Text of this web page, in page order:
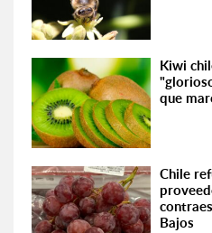
Kiwi
que
Chile
Bajos